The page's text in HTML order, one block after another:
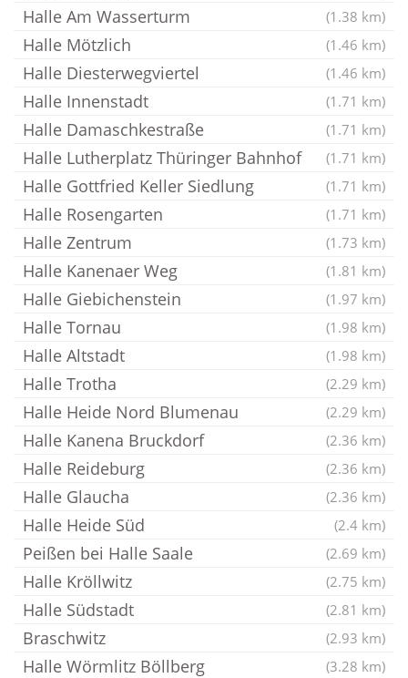
Halle Am Wasserturm (1.38 km)
Halle Mötzlich (1.46 km)
Halle Diesterwegviertel (1.46 km)
Halle Innenstadt (1.71 km)
Halle Damaschkestraße (1.71 km)
Halle Lutherplatz Thüringer Bahnhof (1.71 km)
Halle Gottfried Keller Siedlung (1.71 km)
Halle Rosengarten (1.71 km)
Halle Zentrum (1.73 km)
Halle Kanenaer Weg (1.81 km)
Halle Giebichenstein (1.97 km)
Halle Tornau (1.98 km)
Halle Altstadt (1.98 km)
Halle Trotha (2.29 km)
Halle Heide Nord Blumenau (2.29 km)
Halle Kanena Bruckdorf (2.36 km)
Halle Reideburg (2.36 km)
Halle Glaucha (2.36 km)
Halle Heide Süd (2.4 km)
Peißen bei Halle Saale (2.69 km)
Halle Kröllwitz (2.75 km)
Halle Südstadt (2.81 km)
Braschwitz (2.93 km)
Halle Wörmlitz Böllberg (3.28 km)